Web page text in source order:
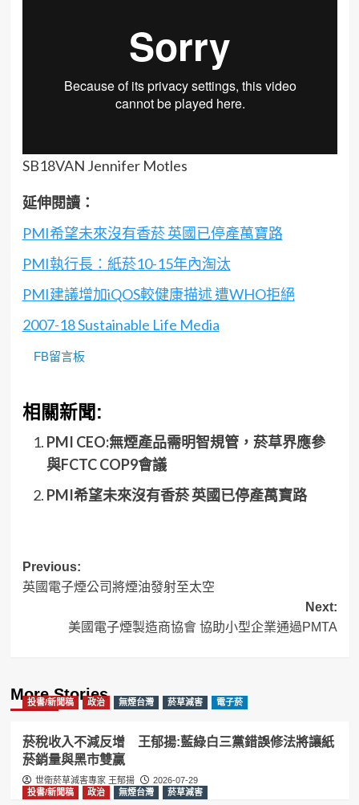
SB18VAN Jennifer Motles
延伸閱讀：
PMI希望未來沒有香菸 英國已停產萬寶路
PMI執行長：紙菸10-15年內淘汰
PMI建議增加iQOS較健康描述 遭WHO拒絕
2007-18 Sustainable Life Media
FB留言板
相關新聞:
PMI CEO:無煙產品需明智規管，菸草界應參
與FCTC COP9會議
PMI希望未來沒有香菸 英國已停產萬寶路
Post
navigation
Previous:
英國電子煙公司將煙油發射至太空
Next:
美國電子煙製造商協會 協助小型企業通過PMTA
More Stories
投書/新聞稿 政治 無煙台灣 菸草減害 電子菸
菸稅收入不減反增 王郁揚:藍綠白三黨錯誤修法將讓紙
菸銷量與黑市雙贏
世衛菸草減害專家 王郁揚
2026-07-29
投書/新聞稿
政治 無煙台灣 菸草減害